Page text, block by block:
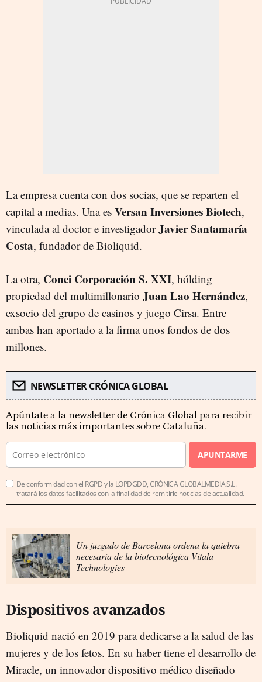
La empresa cuenta con dos socias, que se reparten el
capital a medias. Una es Versan Inversiones Biotech,
vinculada al doctor e investigadorJavier Santamaría
Costa, fundador de Bioliquid.
La otra, Conei Corporación S. XXI, hólding
propiedad del multimillonario JuanLao Hernández,
exsocio del grupo de casinos y juego Cirsa. Entre
ambas han aportado a la firma unos fondos de dos
millones.
NEWSLETTER CRÓNICA GLOBAL
Apúntate a la newsletter de Crónica Global para recibir
las noticias más importantes sobre Cataluña.
APUNTARME
De conformidad con el RGPD y la LOPDGDD, CRÓNICA GLOBALMEDIA S.L.
tratará los datos facilitados con la finalidad de remitirle noticias de actualidad.
Un juzgado de Barcelona ordena la quiebra
necesaria de la biotecnológica Vitala
Technologies
Dispositivos avanzados
Bioliquid nació en 2019 para dedicarse a la salud de las
mujeres y de los fetos. En su haber tiene el desarrollo de
Miracle, un innovador dispositivo médico diseñado